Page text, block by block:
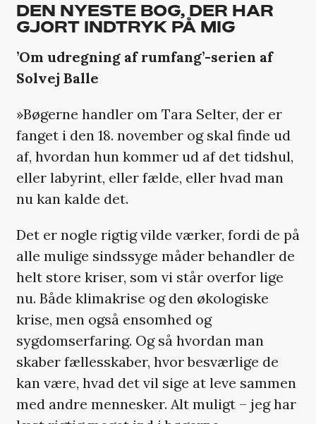
DEN NYESTE BOG, DER HAR
GJORT INDTRYK PÅ MIG
’Om udregning af rumfang’-serien af
Solvej Balle
»Bøgerne handler om Tara Selter, der er
fanget i den 18. november og skal finde ud
af, hvordan hun kommer ud af det tidshul,
eller labyrint, eller fælde, eller hvad man
nu kan kalde det.
Det er nogle rigtig vilde værker, fordi de på
alle mulige sindssyge måder behandler de
helt store kriser, som vi står overfor lige
nu. Både klimakrise og den økologiske
krise, men også ensomhed og
sygdomserfaring. Og så hvordan man
skaber fællesskaber, hvor besværlige de
kan være, hvad det vil sige at leve sammen
med andre mennesker. Alt muligt – jeg har